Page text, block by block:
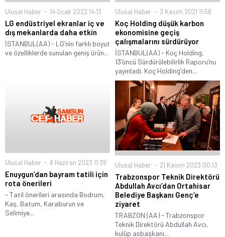
Ulusal Haber 14 Ocak 2022 14:13
LG endüstriyel ekranlar iç ve
dış mekanlarda daha etkin
İSTANBUL(AA) - LG’nin farklı boyut
ve özelliklerde sunulan geniş ürün...
Ulusal Haber 3 Kasım 2021 11:56
Koç Holding düşük karbon
ekonomisine geçiş
çalışmalarını sürdürüyor
İSTANBUL(AA) - Koç Holding,
13’üncü Sürdürülebilirlik Raporu’nu
yayınladı. Koç Holding'den...
Ulusal Haber 8 Haziran 2023 11:39
Enuygun’dan bayram tatili için
rota önerileri
- Tatil önerileri arasında Bodrum,
Kaş, Batum, Karaburun ve
Selimiye...
Ulusal Haber 21 Kasım 2023 00:13
Trabzonspor Teknik Direktörü
Abdullah Avcı’dan Ortahisar
Belediye Başkanı Genç’e
ziyaret
TRABZON (AA) - Trabzonspor
Teknik Direktörü Abdullah Avcı,
kulüp asbaşkanı...